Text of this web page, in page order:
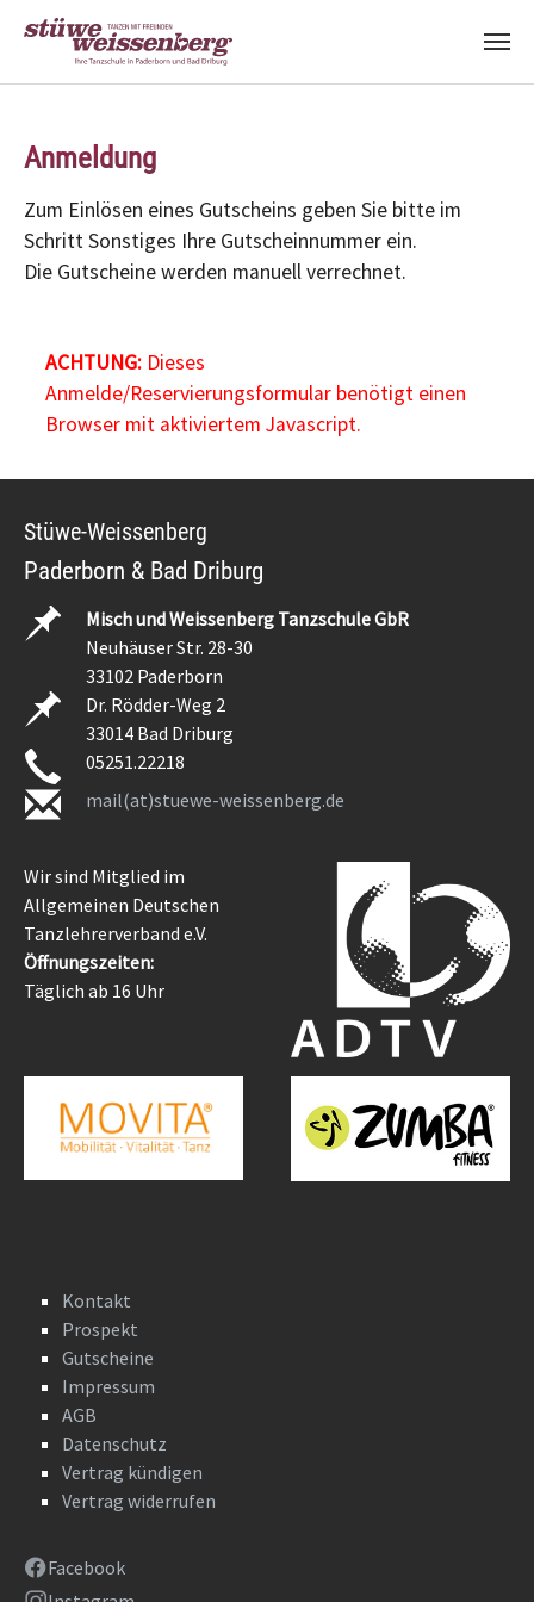
Anmeldung
Zum Einlösen eines Gutscheins geben Sie bitte im
Schritt Sonstiges Ihre Gutscheinnummer ein.
Die Gutscheine werden manuell verrechnet.
ACHTUNG:Dieses
Anmelde/Reservierungsformular benötigt einen
Browser mit aktiviertem Javascript.
Stüwe-Weissenberg
Paderborn & Bad Driburg
Misch und Weissenberg Tanzschule GbR
Neuhäuser Str. 28-30
33102 Paderborn
Dr. Rödder-Weg 2
33014 Bad Driburg
05251.22218
mail(at)stuewe-weissenberg.de
Wir sind Mitglied im
Allgemeinen Deutschen
Tanzlehrerverband e.V.
Öffnungszeiten:
Täglich ab 16 Uhr
Kontakt
Prospekt
Gutscheine
Impressum
AGB
Datenschutz
Vertrag kündigen
Vertrag widerrufen
Facebook